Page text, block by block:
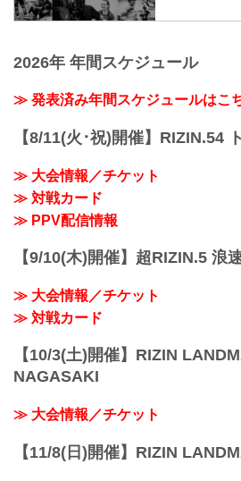
ジョニー・ケ
≫ 試合結果詳細
久絢太郎 vs. 斎
（WIN）牛久
BACKSTAGE
イジン ファイ
いきます。
2026年 年間スケジュール
≫ 発表済み年間スケジュールはこ
【8/11(火･祝)開催】RIZIN.54
≫ 大会情報／チケット
≫ 対戦カード
≫ PPV配信情報
【9/10(木)開催】超RIZIN.5 浪
≫ 大会情報／チケット
≫ 対戦カード
【10/3(土)開催】RIZIN
NAGASAKI
≫ 大会情報／チケット
【11/8(日)開催】RIZIN